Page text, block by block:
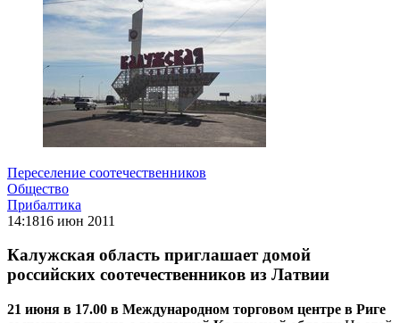
Переселение соотечественников
Общество
Прибалтика
14:1816 июн 2011
Калужская область приглашает домой
российских соотечественников из Латвии
21 июня в 17.00 в Международном торговом центре в Риге